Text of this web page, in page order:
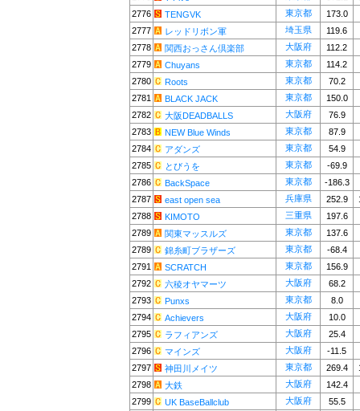
2776
TENGVK 東京都
173.0
2777
レッドリボン軍 埼玉県
119.6
2778
関西おっさん倶楽部 大阪府
112.2
2779
Chuyans 東京都
114.2
2780
Roots 東京都
70.2
2781
BLACK JACK 東京都
150.0
2782
大阪DEADBALLS 大阪府
76.9
2783
NEW Blue Winds 東京都
87.9
2784
アダンズ 東京都
54.9
2785
とびうを 東京都
-69.9
2786
BackSpace 東京都
-186.3
2787
east open sea 兵庫県 252.9
2788
KIMOTO 三重県
197.6
2789
関東マッスルズ 東京都
137.6
2789
錦糸町ブラザーズ 東京都
-68.4
2791
SCRATCH 東京都
156.9
2792
六稜オヤマーツ 大阪府
68.2
2793
Punxs 東京都
8.0
2794
Achievers 大阪府
10.0
2795
ラフィアンズ 大阪府
25.4
2796
マインズ 大阪府
-11.5
2797
神田川メイツ 東京都 269.4
2798
大鉄 大阪府
142.4
2799
UK BaseBallclub 大阪府 55.5